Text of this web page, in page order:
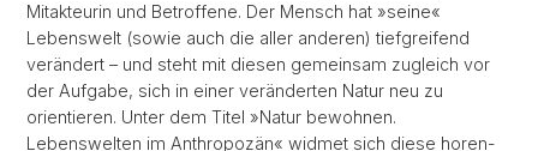
Mitakteurin und Betroffene. Der Mensch hat »seine«
Lebenswelt (sowie auch die aller anderen) tiefgreifend
verändert – und steht mit diesen gemeinsam zugleich vor
der Aufgabe, sich in einer veränderten Natur neu zu
orientieren. Unter dem Titel »Natur bewohnen.
Lebenswelten im Anthropozän« widmet sich diese horen-